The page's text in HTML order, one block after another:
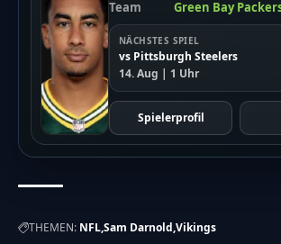
Team Green Bay
NÄCHSTES SPIEL
vs Pittsburgh Steelers
14. Aug | 1 Uhr
Spielerprofil
THEMEN: NFLSam Darnold Vikings